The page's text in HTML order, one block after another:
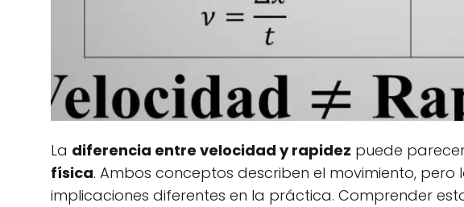
La diferencia entre velocidad y rapidez puede
física. Ambos conceptos describen el movimiento,
implicaciones diferentes en la práctica. Comprender